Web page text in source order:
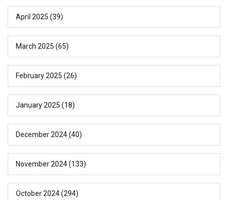
April 2025 (39)
March 2025 (65)
February 2025 (26)
January 2025 (18)
December 2024(40)
November 2024(133)
October 2024(294)